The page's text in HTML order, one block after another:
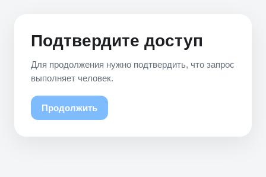
Подтвердите доступ
Для продолжения нужно подтвердить, что запрос
выполняет человек.
Продолжить